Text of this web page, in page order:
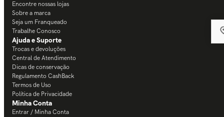
Encontre nossas lojas
Sobre a marca
Seja um Franqueado
Trabalhe Conosco
Ajuda e Suporte
Trocas e devoluções
Central de Atendimento
Dicas de conservação
Regulamento CashBack
Termos de Uso
Política de Privacidade
Minha Conta
Entrar / Minha Conta